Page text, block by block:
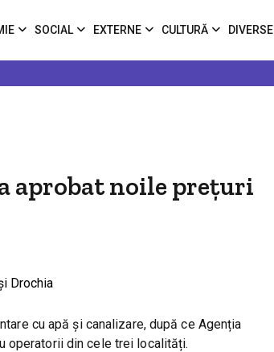
SOCIAL EXTERNE CULTURĂ DIVERSE
aprobat noile prețuri
cu apă și canalizare, după ce Agenția
operatorii din cele trei localități.